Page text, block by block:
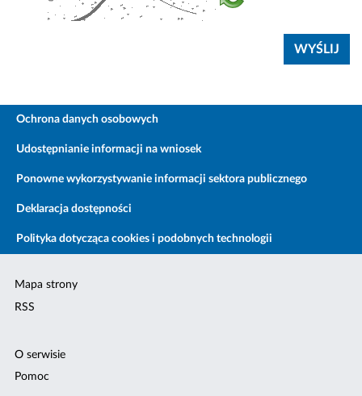
Ochrona danych osobowych
Udostępnianie informacji na wniosek
Ponowne wykorzystywanie informacji sektora publicznego
Deklaracja dostępności
Polityka dotycząca cookies i podobnych technologii
Mapa strony
RSS
O serwisie
Pomoc